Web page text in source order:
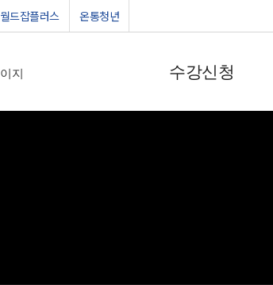
월드잡플러스 온통청년
수강신청